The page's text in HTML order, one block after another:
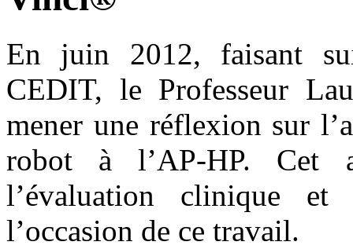
En juin 2012, faisant
CEDIT, le Professeur
mener une réflexion sur
robot à l’AP-HP. Cet
l’évaluation clinique et
l’occasion de ce travail.